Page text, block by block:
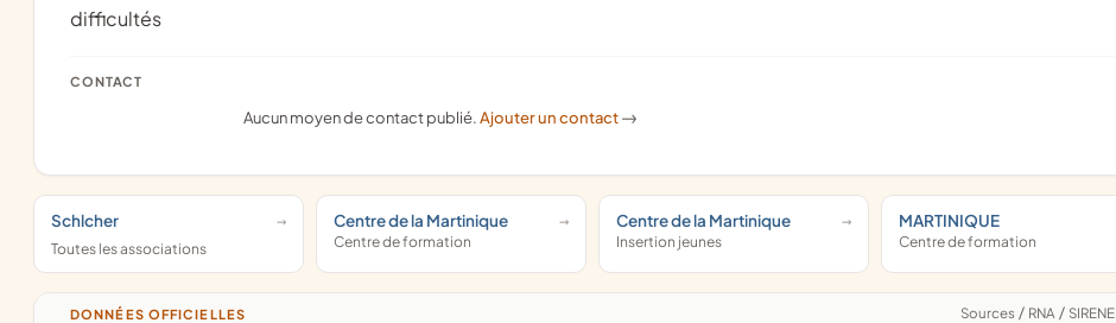
difficultés
CONTACT
Aucun moyen de contact publié.Ajouter un contact ->
Schlcher
Toutes les associations
Centre de la Martinique
Centre de formation
Centre de la Martinique
Insertion jeunes
MARTINIQUE
Centre de formation
DONNÉES OFFICIELLES Sources / RNA / SIRENE